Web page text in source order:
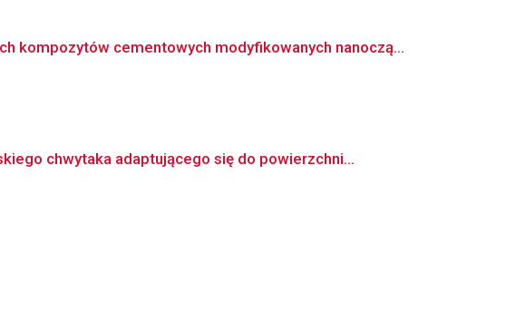
kompozytów cementowych modyfikowanych nanoczą...
chwytaka adaptującego się do powierzchni...